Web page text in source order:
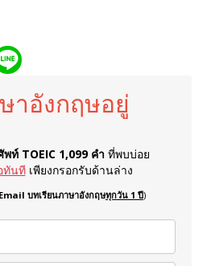
าอังกฤษอยู่
ท์ TOEIC 1,099 คำ ที่พบบ่อย
ทันที เพียงกรอกรับด้านล่าง
บทเรียนภาษาอังกฤษทุกวัน 1 ปี)